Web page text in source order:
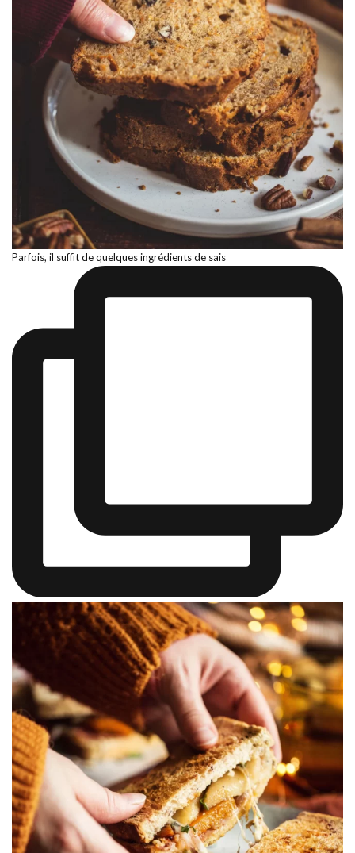
Parfois, il suffit de quelques ingrédients de sais